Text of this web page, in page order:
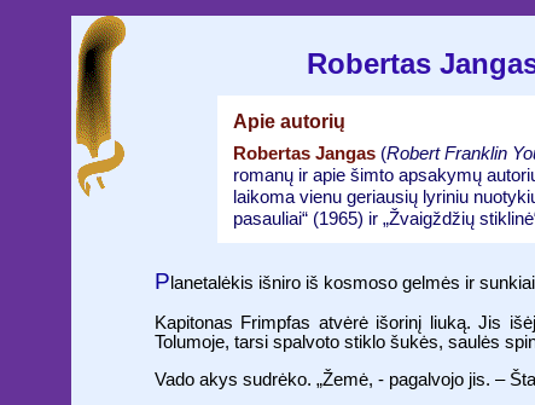
Robertas
Apie autorių
Robertas Jangas(Robert Franklin
romanų ir apie šimto apsakymų
laikoma vienu geriausių lyriniu
pasauliai“ (1965) ir „Žvaigždžių
P lanetalėkis išniro iš kosmoso gelmės ir
Kapitonas Frimpfas atvėrė išorinį liuką. Jis
Tolumoje, tarsi spalvoto stiklo šukės, saulės
Vado akys sudrėko. „Žemė, - pagalvojo jis. –